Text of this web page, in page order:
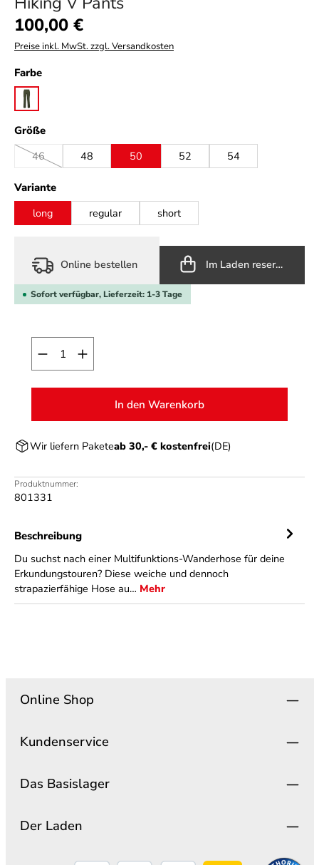
Regulärer Preis:
100,00 €
Preise inkl. MwSt. zzgl. Versandkosten
Farbeauswählen
dark marsh
Größeauswählen
46
(Diese Option ist zurzeit nicht verfügbar.)
48 50 52 54
Varianteauswählen
long
regular short
Online bestellen Im Laden reservieren
Sofort verfügbar, Lieferzeit: 1-3 Tage
Produkt Anzahl: Gib den gewünschten Wert
In den Warenkorb
Wir liefern Paketeab 30,- € kostenfrei(DE)
Produktnummer:
801331
Beschreibung
Du suchst nach einer Multifunktions-Wanderhose für deine
Erkundungstouren? Diese weiche und dennoch
strapazierfähige Hose au… Mehr
Online Shop
Kundenservice
Das Basislager
Der Laden